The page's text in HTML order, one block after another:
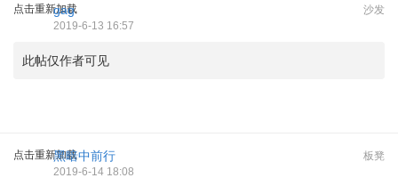
点击重新加载 沙发
gag
2019-6-13 16:57
此帖仅作者可见
点击重新加载 板凳
黑暗中前行
2019-6-14 18:08